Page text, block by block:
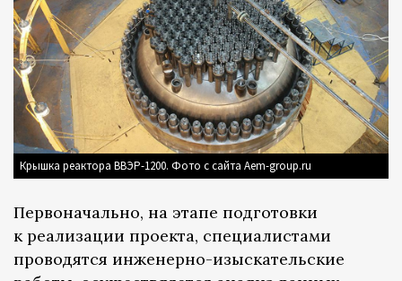
Крышка реактора ВВЭР-1200. Фото с сайта Aem-group.ru
Первоначально, на этапе подготовки
к реализации проекта, специалистами
проводятся инженерно-изыскательские